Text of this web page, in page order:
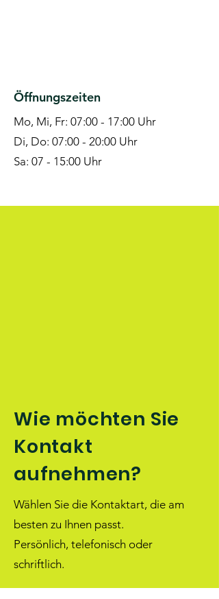
Öffnungszeiten
Mo, Mi, Fr: 07:00 - 17:00 Uhr
Di, Do: 07:00 - 20:00 Uhr
Sa: 07 - 15:00 Uhr
Wie möchten Sie
Kontakt
aufnehmen?
Wählen Sie die Kontaktart, die am
besten zu Ihnen passt.
Persönlich, telefonisch oder
schriftlich.